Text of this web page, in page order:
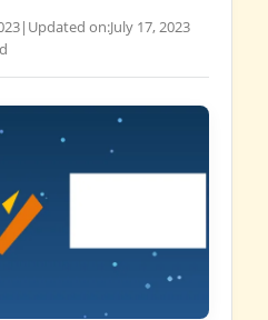
| Updated on:July 17, 2023